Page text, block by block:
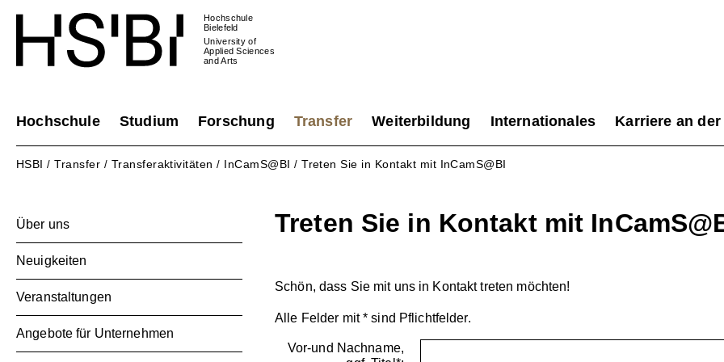
Hochschule
Bielefeld
University of
Applied Sciences
and Arts
Hochschule Studium Forschung Transfer Weiterbildung Internationales Karriere an der
HSBI / Transfer / Transferaktivitäten / InCamS@BI / Treten Sie in Kontakt mit InCamS@BI
Treten Sie in Kontakt mit
Schön, dass Sie mit uns in Kontakt treten möchten!
Alle Felder mit * sind Pflichtfelder.
Vor-und Nachname,
Über uns
Neuigkeiten
Veranstaltungen
Angebote für Unternehmen